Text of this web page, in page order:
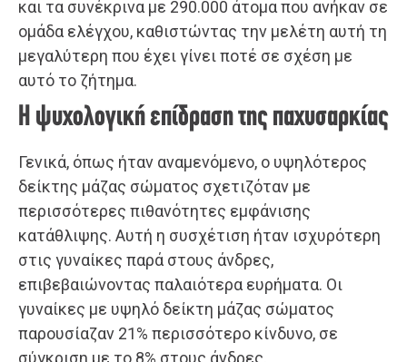
και τα συνέκρινα με 290.000 άτομα που ανήκαν σε
ομάδα ελέγχου, καθιστώντας την μελέτη αυτή τη
μεγαλύτερη που έχει γίνει ποτέ σε σχέση με
αυτό το ζήτημα.
Η ψυχολογική επίδραση της παχυσαρκίας
Γενικά, όπως ήταν αναμενόμενο, ο υψηλότερος
δείκτης μάζας σώματος σχετιζόταν με
περισσότερες πιθανότητες εμφάνισης
κατάθλιψης. Αυτή η συσχέτιση ήταν ισχυρότερη
στις γυναίκες παρά στους άνδρες,
επιβεβαιώνοντας παλαιότερα ευρήματα. Οι
γυναίκες με υψηλό δείκτη μάζας σώματος
παρουσίαζαν 21% περισσότερο κίνδυνο, σε
σύγκριση με το 8% στους άνδρες.